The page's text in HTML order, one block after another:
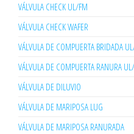
VÁLVULA CHECK UL/FM
VÁLVULA CHECK WAFER
VÁLVULA DE COMPUERTA BRIDADA
VÁLVULA DE COMPUERTA RANURA
VÁLVULA DE DILUVIO
VÁLVULA DE MARIPOSA LUG
VÁLVULA DE MARIPOSA RANURADA